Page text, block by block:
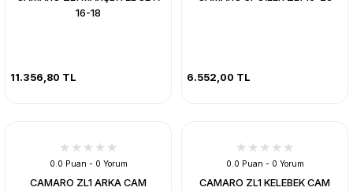
16-18
11.356,80 TL 6.552,00 TL
0.0 Puan - 0 Yorum
CAMARO ZL1 ARKA CAM
0.0 Puan - 0 Yorum
CAMARO ZL1 KELEBEK CAM